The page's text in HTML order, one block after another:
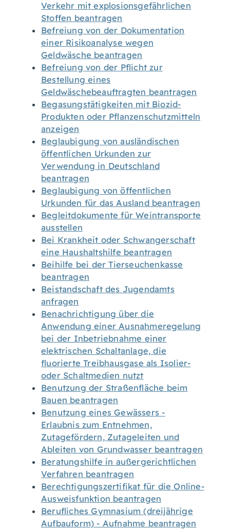
Verkehr mit explosionsgefährlichen
Stoffen beantragen
Befreiung von der Dokumentation
einer Risikoanalyse wegen
Geldwäsche beantragen
Befreiung von der Pflicht zur
Bestellung eines
Geldwäschebeauftragten beantragen
Begasungstätigkeiten mit Biozid-
Produkten oder Pflanzenschutzmitteln
anzeigen
Beglaubigung von ausländischen
öffentlichen Urkunden zur
Verwendung in Deutschland
beantragen
Beglaubigung von öffentlichen
Urkunden für das Ausland beantragen
Begleitdokumente für Weintransporte
ausstellen
Bei Krankheit oder Schwangerschaft
eine Haushaltshilfe beantragen
Beihilfe bei der Tierseuchenkasse
beantragen
Beistandschaft des Jugendamts
anfragen
Benachrichtigung über die
Anwendung einer Ausnahmeregelung
bei der Inbetriebnahme einer
elektrischen Schaltanlage, die
fluorierte Treibhausgase als Isolier-
oder Schaltmedien nutzt
Benutzung der Straßenfläche beim
Bauen beantragen
Benutzung eines Gewässers -
Erlaubnis zum Entnehmen,
Zutagefördern, Zutageleiten und
Ableiten von Grundwasser beantragen
Beratungshilfe in außergerichtlichen
Verfahren beantragen
Berechtigungszertifikat für die Online-
Ausweisfunktion beantragen
Berufliches Gymnasium (dreijährige
Aufbauform) - Aufnahme beantragen